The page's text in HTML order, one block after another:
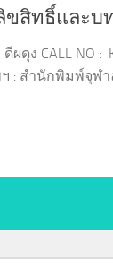
สิทธิ์และบ
ผดุง CALL NO :
ฯ : สำนักพิมพ์จุฬ